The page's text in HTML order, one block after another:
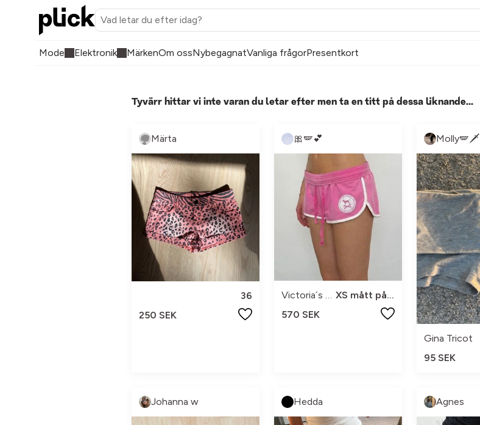
Mode Elektronik MärkenOm ossNybegagnatVanliga frågorPresentkort
Tyvärr hittar vi inte varan du letar efter men ta en titt på dessa liknande...
Märta
36
250 SEK
🎀🪽💕
Victoria´s Secret
XS mått på bilder
570 SEK
Molly🪽🗡️
Gina Tricot
95 SEK
Johanna w Hedda Agnes